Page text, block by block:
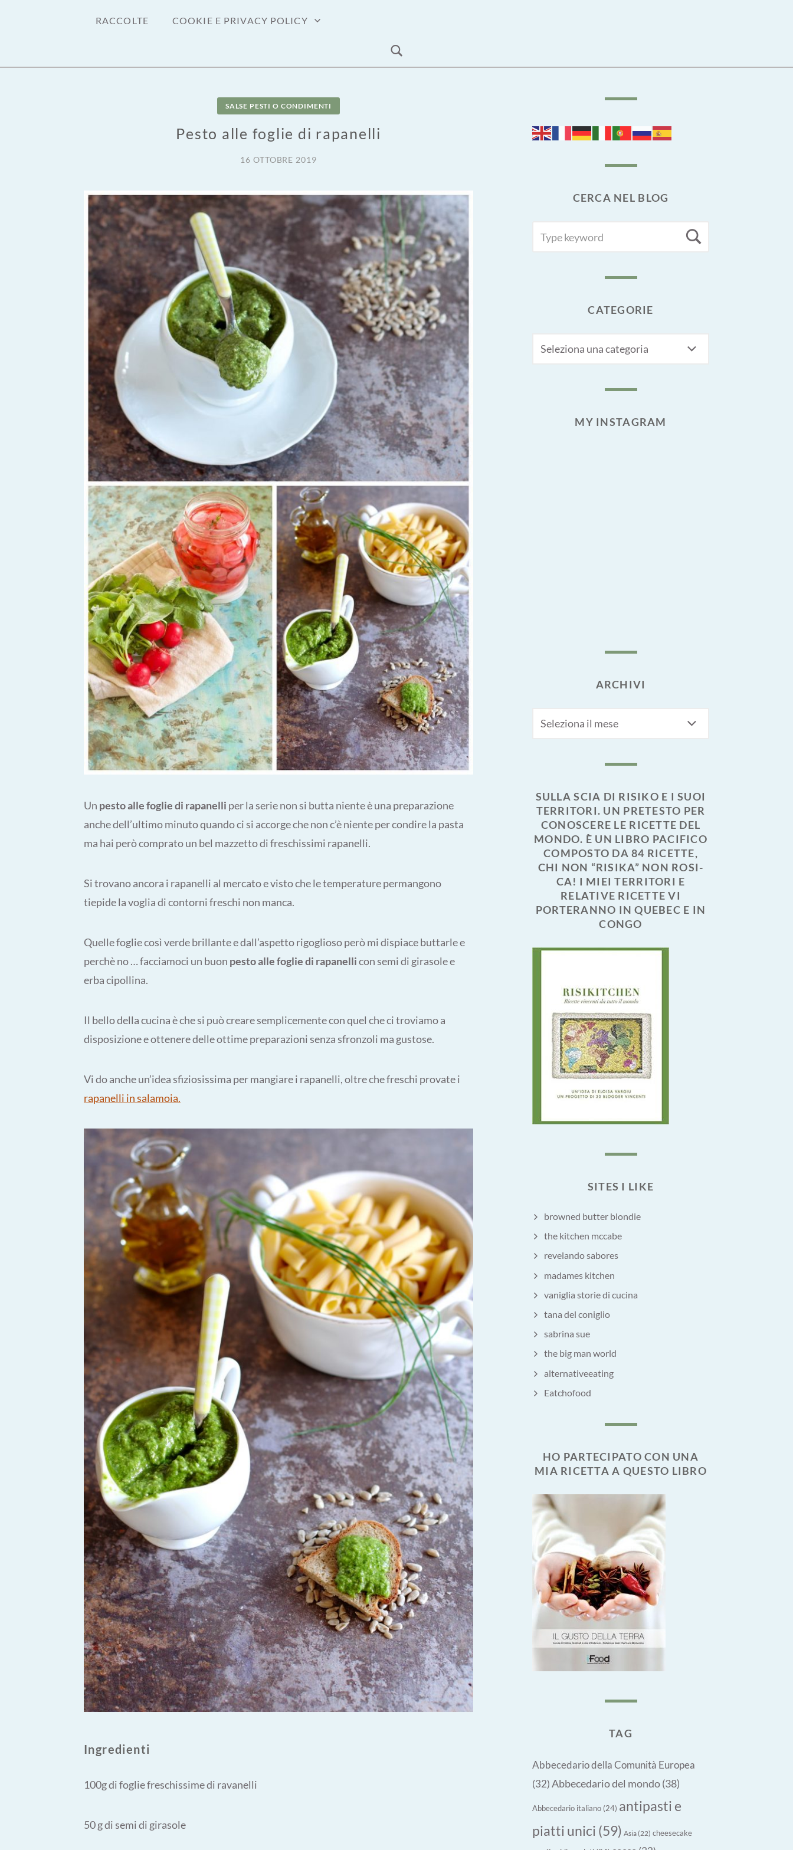
RACCOLTE COOKIE E PRIVACY POLICY
SALSE PESTI O CONDIMENTI
Pesto alle foglie di rapanelli
16 OTTOBRE 2019
Un pesto alle foglie di rapanelli per la serie non si butta niente è una preparazione
anche dell’ultimo minuto quando ci si accorge che non c’è niente per condire la pasta
ma hai però comprato un bel mazzetto di freschissimi rapanelli.
Si trovano ancora i rapanelli al mercato e visto che le temperature permangono
tiepide la voglia di contorni freschi non manca.
Quelle foglie così verde brillante e dall’aspetto rigoglioso però mi dispiace buttarle e
perchè no … facciamoci un buon pesto alle foglie di rapanellicon semi di girasole e
erba cipollina.
Il bello della cucina è che si può creare semplicemente con quel che ci troviamo a
disposizione e ottenere delle ottime preparazioni senza sfronzoli ma gustose.
Vi do anche un’idea sfiziosissima per mangiare i rapanelli, oltre che freschi provate i
rapanelli in salamoia.
Ingredienti
100g di foglie freschissime di ravanelli
50 g di semi di girasole
CERCA NEL BLOG
FOR:
CATEGORIE
MY INSTAGRAM
ARCHIVI
SULLA SCIA DI RISIKO E I SUOI
TERRITORI. UN PRETESTO PER
CONOSCERE LE RICETTE DEL
MONDO. È UN LIBRO PACIFICO
COMPOSTO DA 84 RICETTE,
CHI NON “RISIKA” NON ROSI-
CA! I MIEI TERRITORI E
RELATIVE RICETTE VI
PORTERANNO IN QUEBEC E IN
CONGO
SITES I LIKE
browned butter blondie
the kitchen mccabe
revelando sabores
madames kitchen
vaniglia storie di cucina
tana del coniglio
sabrina sue
the big man world
alternativeeating
Eatchofood
HO PARTECIPATO CON UNA
MIA RICETTA A QUESTO LIBRO
TAG
Abbecedario della Comunità Europea
(32) Abbecedario del mondo(38)
Abbecedario italiano (24) antipasti e
piatti unici (59) Asia(22) cheesecake